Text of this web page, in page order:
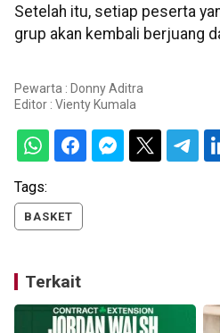
Setelah itu, setiap peserta
grup akan kembali berjuang
Pewarta : Donny Aditra
Editor : Vienty Kumala
Tags:
BASKET
Terkait